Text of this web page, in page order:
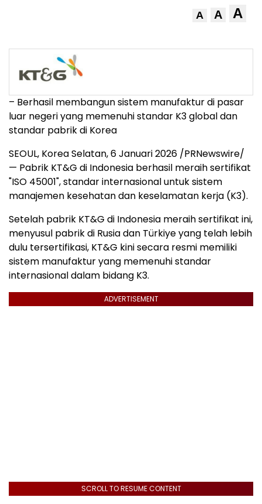
A A A
– Berhasil membangun sistem manufaktur di pasar
luar negeri yang memenuhi standar K3 global dan
standar pabrik di Korea
SEOUL, KoreaSelatan,6 Januari 2026 /PRNewswire/
— Pabrik KT&G di Indonesia berhasil meraih sertifikat
"ISO 45001", standar internasional untuk sistem
manajemen kesehatan dan keselamatan kerja (K3).
Setelah pabrik KT&G di Indonesia meraih sertifikat ini,
menyusul pabrik di Rusia dan Türkiye yang telah lebih
dulu tersertifikasi, KT&G kini secara resmi memiliki
sistem manufaktur yang memenuhi standar
internasional dalam bidang K3.
ADVERTISEMENT
SCROLL TO RESUME CONTENT